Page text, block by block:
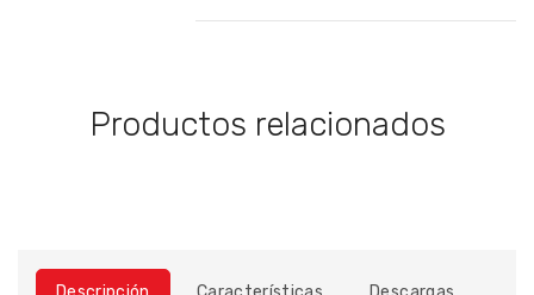
Productos relacionados